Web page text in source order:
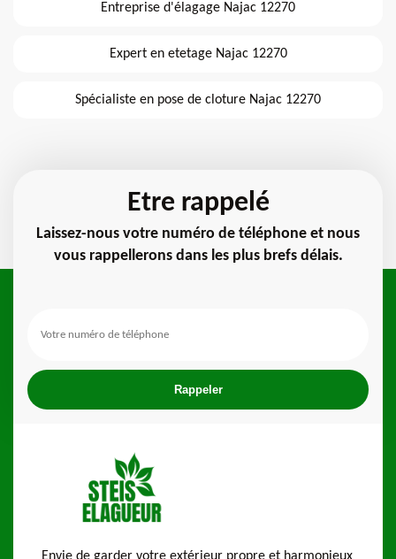
Entreprise d'élagage Najac 12270
Expert en etetage Najac 12270
Spécialiste en pose de cloture Najac 12270
Etre rappelé
Laissez-nous votre numéro de téléphone et nous
vous rappellerons dans les plus brefs délais.